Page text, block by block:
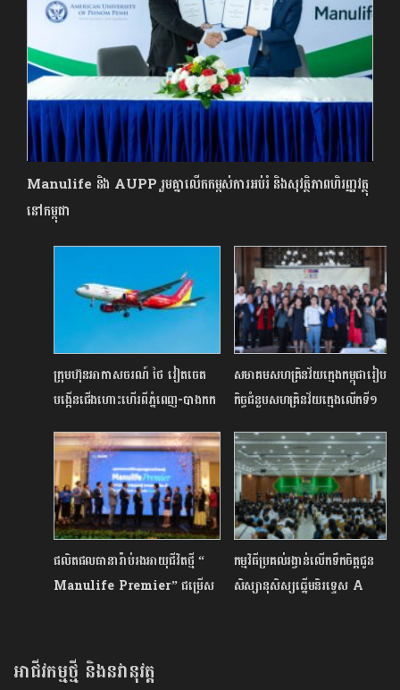
Manulife និង AUPP រួមគ្នាលើកកម្ពស់ការអប់រំ និងសុវត្ថិភាពហិរញ្ញវត្ថុ
នៅកម្ពុជា
ក្រុមហ៊ុនអាកាសចរណ៍ ថៃ វៀតចេត
បង្កើនជើងហោះហើរពីភ្នំពេញ-បាងកក
សមាគមសហគ្រិនវ័យក្មេងកម្ពុជារៀបចំ
កិច្ចជំនួបសហគ្រិនវ័យក្មេងលើកទី១
ផលិតផលធានារ៉ាប់រងអាយុជីវិតថ្មី “​​
Manulife Premier”​ ​ជម្រើស
កម្មវិធីប្រគល់រង្វាន់លើកទឹកចិត្តជូន
សិស្សានុសិស្សឆ្នើមនិរទ្ទេស A
អាជីវកម្មថ្មី និងនវានុវត្ត